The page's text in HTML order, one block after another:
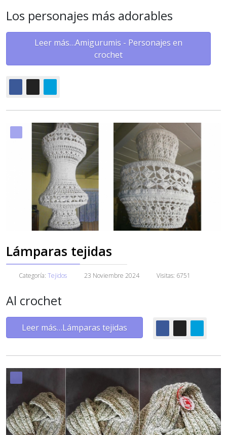
Los personajes más adorables
Leer más…Amigurumis - Personajes en
crochet
Lámparas tejidas
Categoría: Tejidos 23 Noviembre 2024 Visitas: 6751
Al crochet
Leer más…Lámparas tejidas